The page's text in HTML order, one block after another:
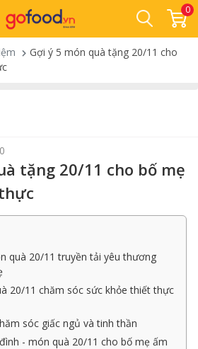
0
Gợi ý 5 món quà tặng 20/11 cho
tặng 20/11 cho bố mẹ
quà 20/11 truyền tải yêu thương
20/11 chăm sóc sức khỏe thiết thực
sóc giấc ngủ và tinh thần
- món quà 20/11 cho bố mẹ ấm